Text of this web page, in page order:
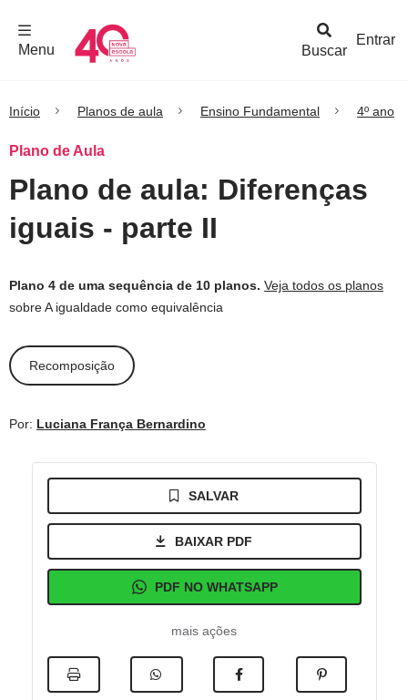
Buscar
Menu
Entrar
Início Planos de aula Ensino Fundamental 4º ano
Plano de Aula
Plano de aula: Diferenças
iguais - parte II
Plano 4 de uma sequência de 10 planos. Veja todos os planos
sobre A igualdade como equivalência
Recomposição
Por: Luciana França Bernardino
SALVAR
BAIXAR PDF
PDF NO WHATSAPP
mais ações